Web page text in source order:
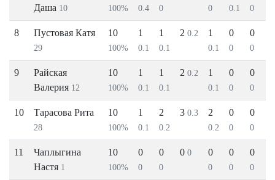
Даша 10 100% 0.4 0 0 0.1 0
8 Пустовая Катя
29
10
100%
1
0.1
1
0.1
2 0.2 1
0.1
0
0
0
0
9
Райская
Валерия 12
10
100%
1
0.1
1
0.1
2 0.2 1
0.1
0
0
0
0
10 Тарасова Рита
28
10
100%
1
0.1
2
0.2
3 0.3 2
0.2
0
0
0
0
11
Чаплыгина
Настя 1
10
100%
0
0
0
0
0 0 0
0
0
0
0
0